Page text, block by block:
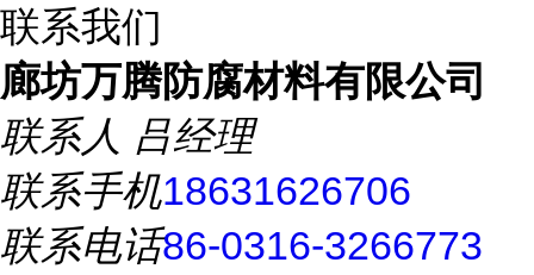
联系我们
廊坊万腾防腐材料有限公司
联系人 吕经理
联系手机18631626706
联系电话86-0316-3266773